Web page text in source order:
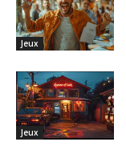
Jeux
Jeux